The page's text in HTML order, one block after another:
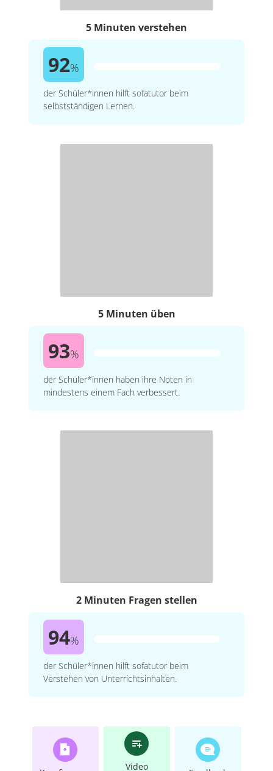
5 Minuten verstehen
92%
der Schüler*innen hilft sofatutor beim
selbstständigen Lernen.
5 Minuten üben
93%
der Schüler*innen haben ihre Noten in
mindestens einem Fach verbessert.
2 Minuten Fragen stellen
94%
der Schüler*innen hilft sofatutor beim
Verstehen von Unterrichtsinhalten.
Video